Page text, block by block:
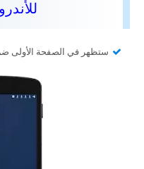
ستظهر في الصفحة الأولى